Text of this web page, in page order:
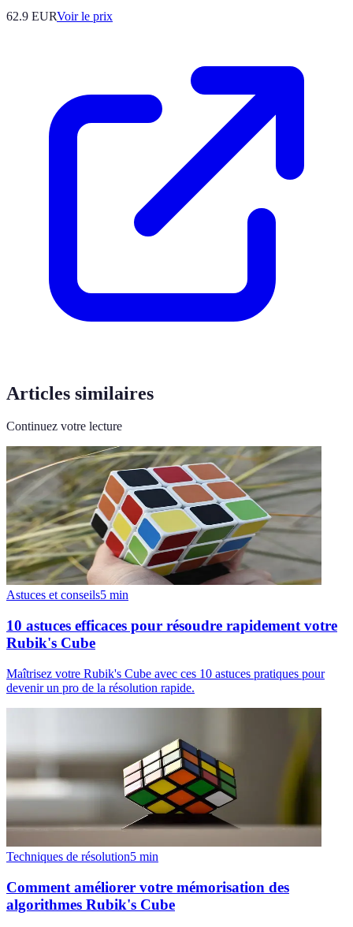
62.9 EURVoir le prix
Articles similaires
Continuez votre lecture
Astuces et conseils5 min
10 astuces efficaces pour résoudre rapidement votre
Rubik's Cube
Maîtrisez votre Rubik's Cube avec ces 10 astuces pratiques pour
devenir un pro de la résolution rapide.
Techniques de résolution5 min
Comment améliorer votre mémorisation des
algorithmes Rubik's Cube